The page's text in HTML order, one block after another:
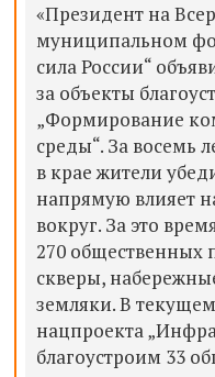
«Президент на
муниципальном
сила России“
за объекты
„Формирование
среды“. За восемь
в крае жители
напрямую влияет
вокруг. За это
270 общественных
скверы,
земляки. В
нацпроекта
благоустроим 33